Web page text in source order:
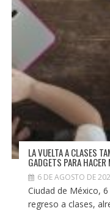
LA VUELTA A CLASES
GADGETS PARA
6 DE AGOSTO DE
Ciudad de México,
regreso a clases,